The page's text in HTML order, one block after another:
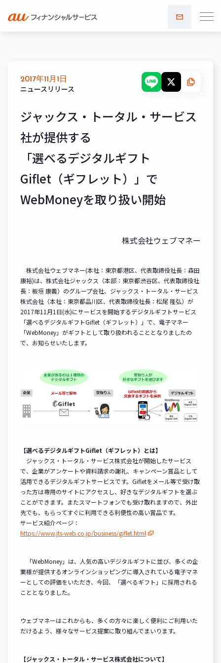
合わせ
2017年11月1日
ニュースリリース
ジャックス・トータル・サービス
社が提供する
「選べるデジタルギフト
Giflet（ギフレット）」で
WebMoneyを取り扱い開始
株式会社ウェブマネー
株式会社ウェブマネー(本社：東京都港区、代表取締役社長：森田
康裕)は、株式会社ジャックス（本部：東京都渋谷区、代表取締役社
長：板垣 康義）のグループ会社、ジャックス・トータル・サービス
株式会社（本社：東京都品川区、代表取締役社長：松尾 隆弘）が
2017年11月1日(水)にサービスを開始するデジタルギフトサービス
「選べるデジタルギフトGiflet（ギフレット）」で、電子マネー
「WebMoney」がギフトとして取り扱われることとなりましたの
で、お知らせいたします。
【選べるデジタルギフトGiflet（ギフレット）とは】
ジャックス・トータル・サービス株式会社が開始したサービス
で、企業がアンケートや資料請求の謝礼、キャンペーン賞品として
活用できるデジタルギフトサービスです。Gifletをメール等で受け取
った方は専用のサイトにアクセスし、好きなデジタルギフトを選ぶ
ことができます。またスマートフォンでも受け取れますので、外出
先でも、もらってすぐに利用できる利便性の高い賞品です。
サービス紹介ページ：
https://www.jts-web.co.jp/business/giflet.html
「WebMoney」は、人気の高いデジタルギフトに並び、多くの企
業様が提供するオンラインショッピングに導入されている電子マネ
ーとしての評価をいただき、今回、「選べるギフト」に採用される
こととなりました。
ウェブマネーはこれからも、多くの方々に楽しく便利にご利用いた
だけるよう、様々なサービス提案に取り組んでまいります。
【ジャックス・トータル・サービス株式会社について】